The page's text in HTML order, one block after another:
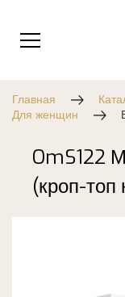
Главная
Для женщин
OmS122
(кроп-топ